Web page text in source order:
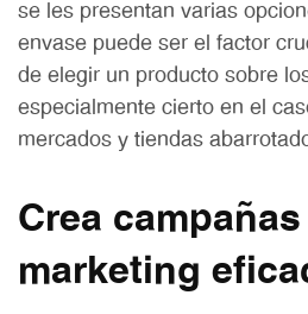
se les presentan varias
envase puede ser el factor
de elegir un producto sobre
especialmente cierto en el
mercados y tiendas
Crea
marketing